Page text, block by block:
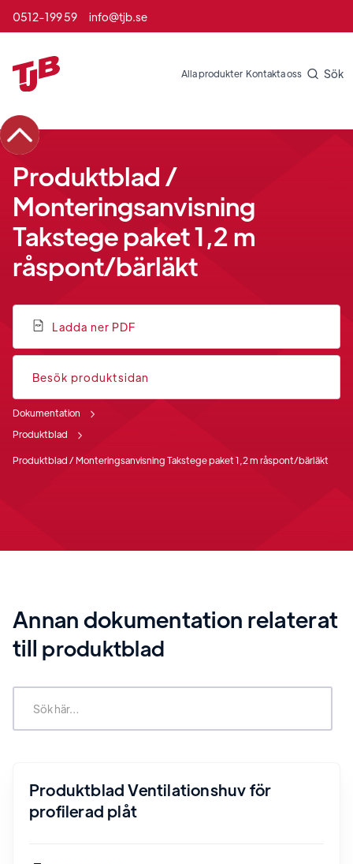
0512-199 59 info@tjb.se
Alla produkter Kontakta oss Sök
Produktblad /
Monteringsanvisning
Takstege paket 1,2 m
råspont/bärläkt
Ladda ner PDF
Besök produktsidan
Dokumentation
Produktblad
Produktblad / Monteringsanvisning Takstege paket 1,2 m råspont/bärläkt
Annan dokumentation relaterat
till produktblad
Produktblad Ventilationshuv för
profilerad plåt